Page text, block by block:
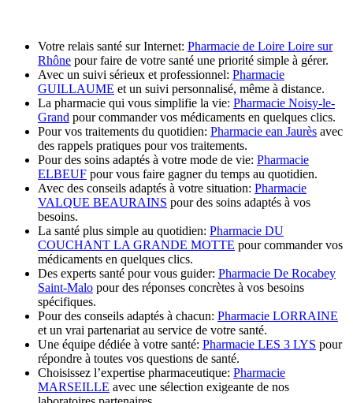
Votre relais santé sur Internet: Pharmacie de Loire Loire sur
Rhône pour faire de votre santé une priorité simple à gérer.
Avec un suivi sérieux et professionnel: Pharmacie
GUILLAUME et un suivi personnalisé, même à distance.
La pharmacie qui vous simplifie la vie: Pharmacie Noisy-le-
Grand pour commander vos médicaments en quelques clics.
Pour vos traitements du quotidien: Pharmacie ean Jaurès avec
des rappels pratiques pour vos traitements.
Pour des soins adaptés à votre mode de vie: Pharmacie
ELBEUF pour vous faire gagner du temps au quotidien.
Avec des conseils adaptés à votre situation: Pharmacie
VALQUE BEAURAINS pour des soins adaptés à vos
besoins.
La santé plus simple au quotidien: Pharmacie DU
COUCHANT LA GRANDE MOTTE pour commander vos
médicaments en quelques clics.
Des experts santé pour vous guider: Pharmacie De Rocabey
Saint-Malo pour des réponses concrètes à vos besoins
spécifiques.
Pour des conseils adaptés à chacun: Pharmacie LORRAINE
et un vrai partenariat au service de votre santé.
Une équipe dédiée à votre santé: Pharmacie LES 3 LYS pour
répondre à toutes vos questions de santé.
Choisissez l’expertise pharmaceutique: Pharmacie
MARSEILLE avec une sélection exigeante de nos